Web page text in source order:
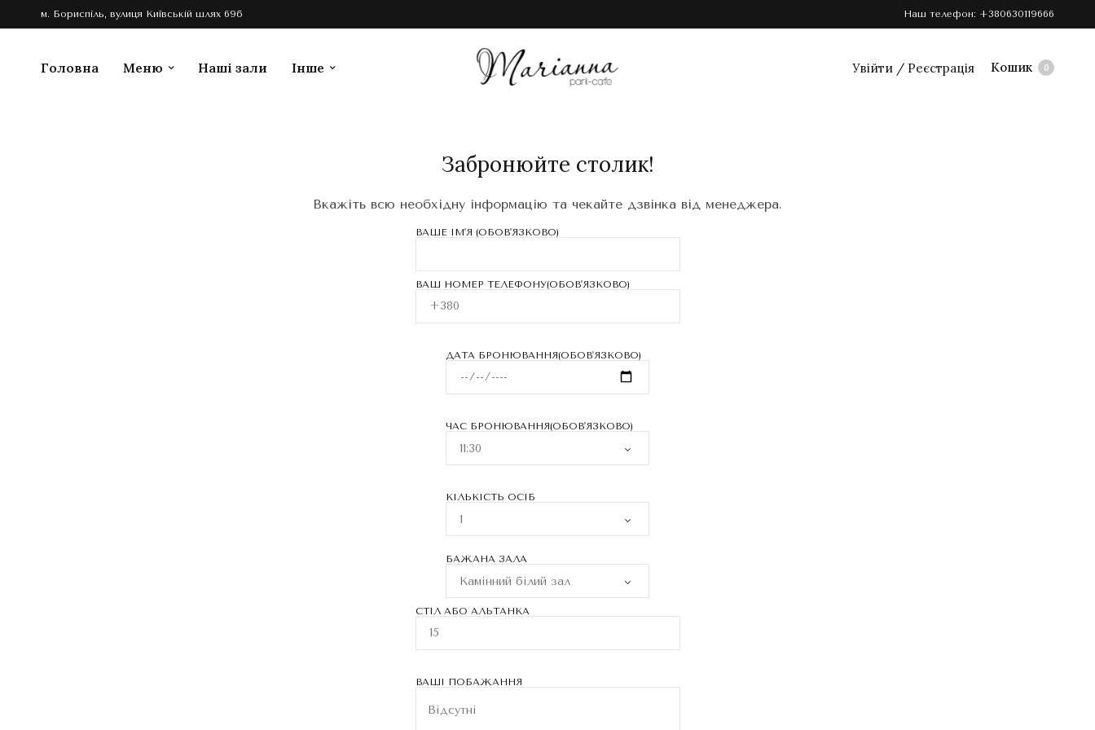
м. Бориспіль, вулиця Київській шлях 69б Наш телефон: +380630119666
Головна Меню Наші зали Інше Увійти / Реєстрація Кошик 0
Забронюйте столик!
Вкажіть всю необхідну інформацію та чекайте дзвінка від менеджера.
ВАШЕ ІМ'Я (ОБОВ'ЯЗКОВО)
ВАШ НОМЕР ТЕЛЕФОНУ(ОБОВ'ЯЗКОВО)
ДАТА БРОНЮВАННЯ(ОБОВ'ЯЗКОВО)
ЧАС БРОНЮВАННЯ(ОБОВ'ЯЗКОВО)
КІЛЬКІСТЬ ОСІБ
БАЖАНА ЗАЛА
СТІЛ АБО АЛЬТАНКА
ВАШІ ПОБАЖАННЯ